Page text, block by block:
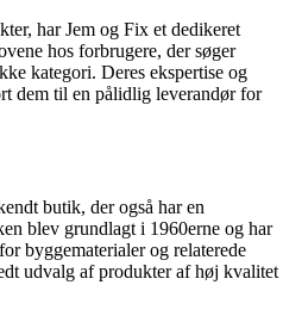
har Jem og Fix et dedikeret
hos forbrugere, der søger
kategori. Deres ekspertise og
dem til en pålidlig leverandør for
butik, der også har en
blev grundlagt i 1960erne og har
byggematerialer og relaterede
udvalg af produkter af høj kvalitet